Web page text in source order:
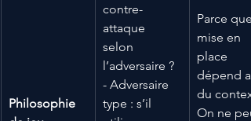
Philosophie
contre-
attaque
selon
l’adversaire ?
- Adversaire
type : s’il
Parce
mise en
place
dépend
du
On ne